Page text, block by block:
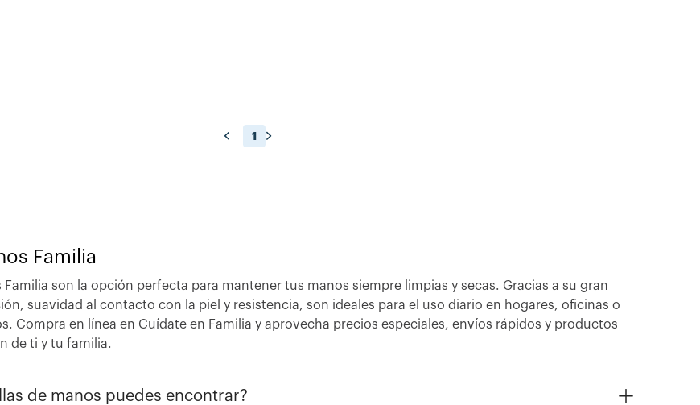
1
Familia
Familia son la opción perfecta para mantener tus manos siempre limpias y secas. Gracias a su gran
suavidad al contacto con la piel y resistencia, son ideales para el uso diario en hogares, oficinas o
Compra en línea en Cuídate en Familia y aprovecha precios especiales, envíos rápidos y productos
de ti y tu familia.
de manos puedes encontrar?